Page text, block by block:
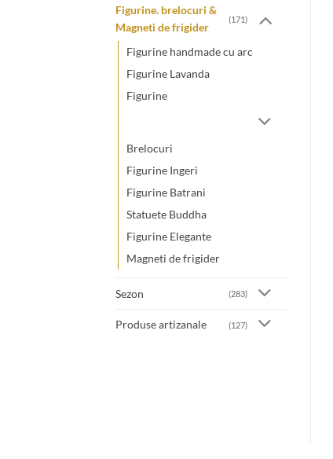
Figurine. brelocuri &
Magneti de frigider
(171)
Figurine handmade cu arc
Figurine Lavanda
Figurine
Brelocuri
Figurine Ingeri
Figurine Batrani
Statuete Buddha
Figurine Elegante
Magneti de frigider
Sezon (283)
Produse artizanale (127)